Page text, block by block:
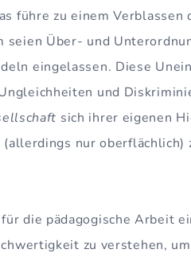
führe zu einem
seien Über- und
eingelassen. Diese
und
sich ihrer eigenen
nur oberflächlich)
die pädagogische Arbeit
zu verstehen,